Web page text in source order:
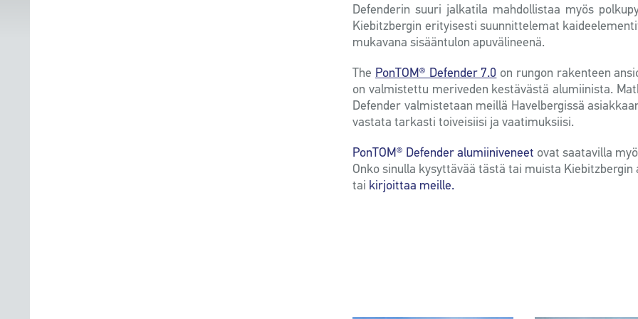
Defenderin suuri jalkatila mahdollistaa myös
Kiebitzbergin erityisesti suunnittelemat
mukavana sisääntulon apuvälineenä.
The PonTOM® Defender 7.0 on rungon rakenteen
on valmistettu meriveden kestävästä alumiinista.
Defender valmistetaan meillä Havelbergissä
vastata tarkasti toiveisiisi ja vaatimuksiisi.
PonTOM® Defender alumiiniveneet ovat saatavilla
Onko sinulla kysyttävää tästä tai muista
tai kirjoittaa meille.